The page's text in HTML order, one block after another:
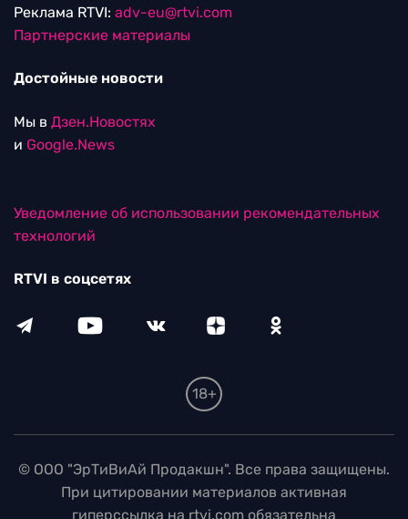
Реклама RTVI: adv-eu@rtvi.com
Партнерские материалы
Достойные новости
Мы в Дзен.Новостях
и Google.News
Уведомление об использовании рекомендательных
технологий
RTVI в соцсетях
18+
© ООО "ЭрТиВиАй Продакшн". Все права защищены.
При цитировании материалов активная
гиперссылка на rtvi.com обязательна